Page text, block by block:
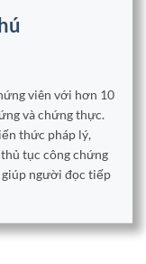
viên với hơn 10
và chứng thực.
thức pháp lý,
tục công chứng
giúp người đọc tiếp